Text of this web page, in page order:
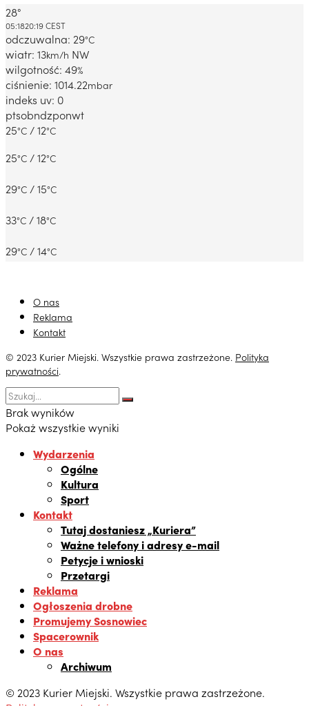
Dabrowa Gornicza, PL
28°
05:1820:19 CEST
odczuwalna: 29°C
wiatr: 13km/h NW
wilgotność: 49%
ciśnienie: 1014.22mbar
indeks uv: 0
ptsobndzponwt
25°C / 12°C
25°C / 12°C
29°C / 15°C
33°C / 18°C
29°C / 14°C
O nas
Reklama
Kontakt
© 2023 Kurier Miejski. Wszystkie prawa zastrzeżone. Polityka
prywatności.
Brak wyników
Pokaż wszystkie wyniki
Wydarzenia
Ogólne
Kultura
Sport
Kontakt
Tutaj dostaniesz „Kuriera”
Ważne telefony i adresy e-mail
Petycje i wnioski
Przetargi
Reklama
Ogłoszenia drobne
Promujemy Sosnowiec
Spacerownik
O nas
Archiwum
© 2023 Kurier Miejski. Wszystkie prawa zastrzeżone.